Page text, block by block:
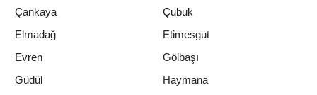
Çankaya
Çubuk
Elmadağ
Etimesgut
Evren
Gölbaşı
Güdül
Haymana